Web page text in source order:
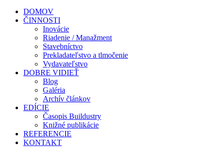
DOMOV
ČINNOSTI
Inovácie
Riadenie / Manažment
Stavebníctvo
Prekladateľstvo a tlmočenie
Vydavateľstvo
DOBRE VIDIEŤ
Blog
Galéria
Archív článkov
EDÍCIE
Časopis Buildustry
Knižné publikácie
REFERENCIE
KONTAKT